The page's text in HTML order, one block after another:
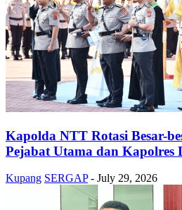
Kapolda NTT Rotasi Besar-
Pejabat Utama dan Kapolres
Kupang SERGAP - July 29, 2026